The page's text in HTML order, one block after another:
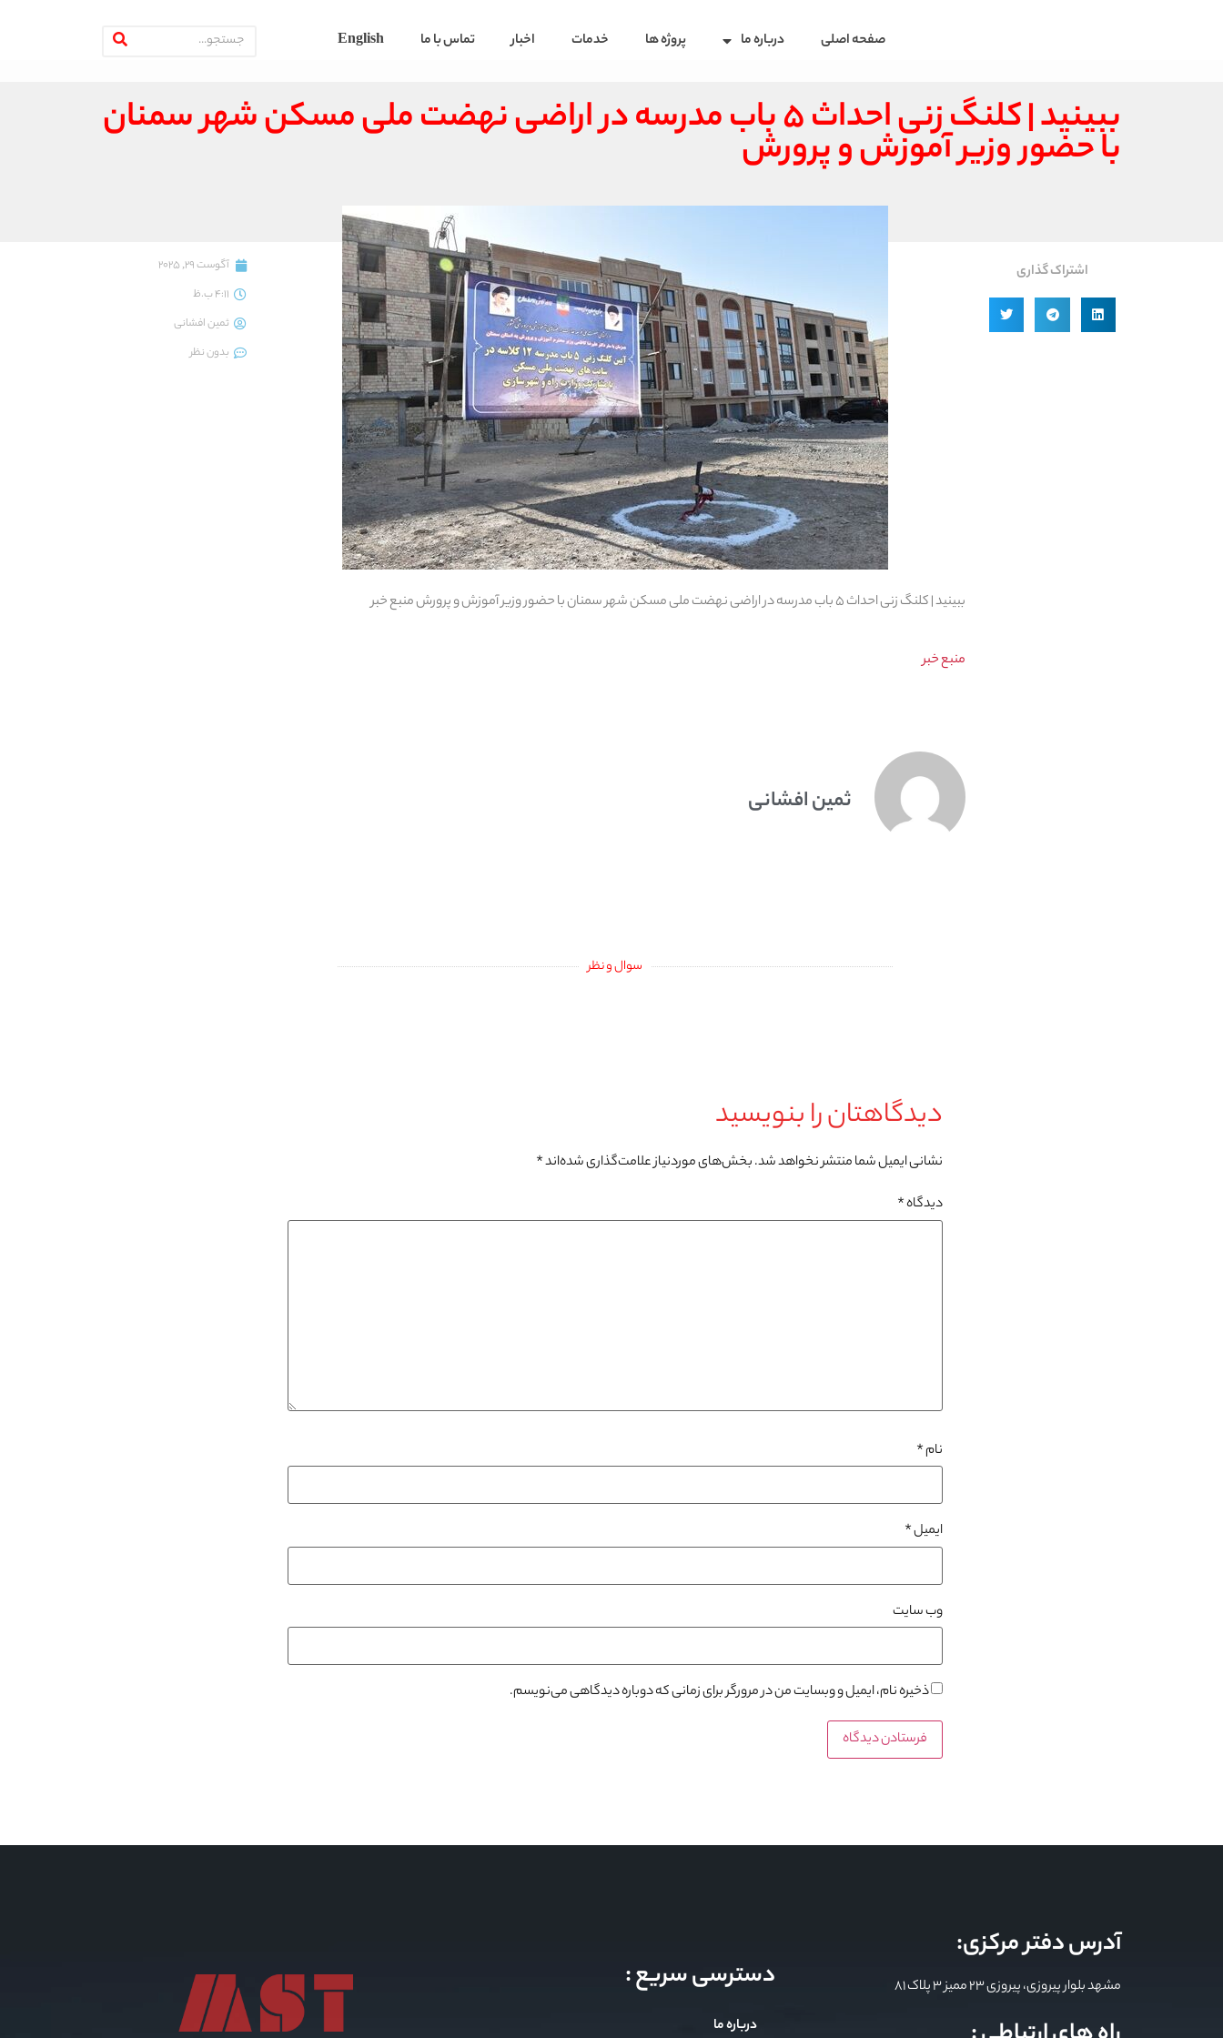
صفحه اصلی درباره ما پروژه ها خدمات اخبار تماس با ما English
ببینید | کلنگ زنی احداث ۵ باب مدرسه در اراضی نهضت ملی مسکن شهر سمنان
با حضور وزیر آموزش و پرورش
اشتراک گذاری
ببینید | کلنگ زنی احداث ۵ باب مدرسه در اراضی نهضت ملی مسکن شهر سمنان با حضور وزیر آموزش و پرورش منبع خبر
منبع خبر
ثمین افشانی
سوال و نظر
دیدگاهتان را بنویسید
نشانی ایمیل شما منتشر نخواهد شد.بخش‌های موردنیاز علامت‌گذاری شده‌اند*
دیدگاه*
نام*
ایمیل*
وب‌ سایت
ذخیره نام، ایمیل و وبسایت من در مرورگر برای زمانی که دوباره دیدگاهی می‌نویسم.
آگوست 29, 2025
4:11 ب.ظ
ثمین افشانی
بدون نظر
آدرس دفتر مرکزی:
مشهد بلوار پیروزی، پیروزی 23 ممیز 3 پلاک 81 دسترسی سریع :
درباره ما